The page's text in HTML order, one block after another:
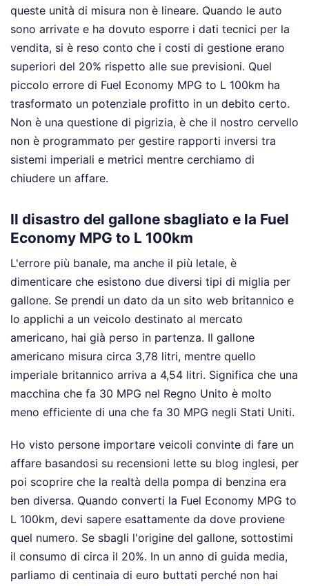
queste unità di misura non è lineare. Quando le auto
sono arrivate e ha dovuto esporre i dati tecnici per la
vendita, si è reso conto che i costi di gestione erano
superiori del 20% rispetto alle sue previsioni. Quel
piccolo errore di Fuel Economy MPG to L 100km ha
trasformato un potenziale profitto in un debito certo.
Non è una questione di pigrizia, è che il nostro cervello
non è programmato per gestire rapporti inversi tra
sistemi imperiali e metrici mentre cerchiamo di
chiudere un affare.
Il disastro del gallone sbagliato e la Fuel
Economy MPG to L 100km
L'errore più banale, ma anche il più letale, è
dimenticare che esistono due diversi tipi di miglia per
gallone. Se prendi un dato da un sito web britannico e
lo applichi a un veicolo destinato al mercato
americano, hai già perso in partenza. Il gallone
americano misura circa 3,78 litri, mentre quello
imperiale britannico arriva a 4,54 litri. Significa che una
macchina che fa 30 MPG nel Regno Unito è molto
meno efficiente di una che fa 30 MPG negli Stati Uniti.
Ho visto persone importare veicoli convinte di fare un
affare basandosi su recensioni lette su blog inglesi, per
poi scoprire che la realtà della pompa di benzina era
ben diversa. Quando converti la Fuel Economy MPG to
L 100km, devi sapere esattamente da dove proviene
quel numero. Se sbagli l'origine del gallone, sottostimi
il consumo di circa il 20%. In un anno di guida media,
parliamo di centinaia di euro buttati perché non hai